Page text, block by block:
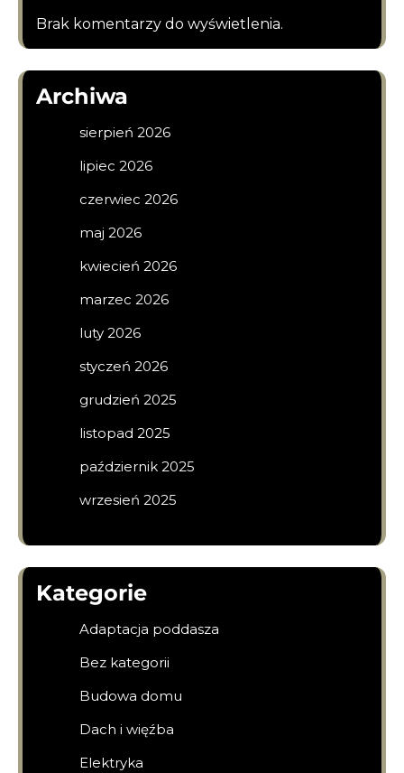
Brak komentarzy do wyświetlenia.
Archiwa
sierpień 2026
lipiec 2026
czerwiec 2026
maj 2026
kwiecień 2026
marzec 2026
luty 2026
styczeń 2026
grudzień 2025
listopad 2025
październik 2025
wrzesień 2025
Kategorie
Adaptacja poddasza
Bez kategorii
Budowa domu
Dach i więźba
Elektryka